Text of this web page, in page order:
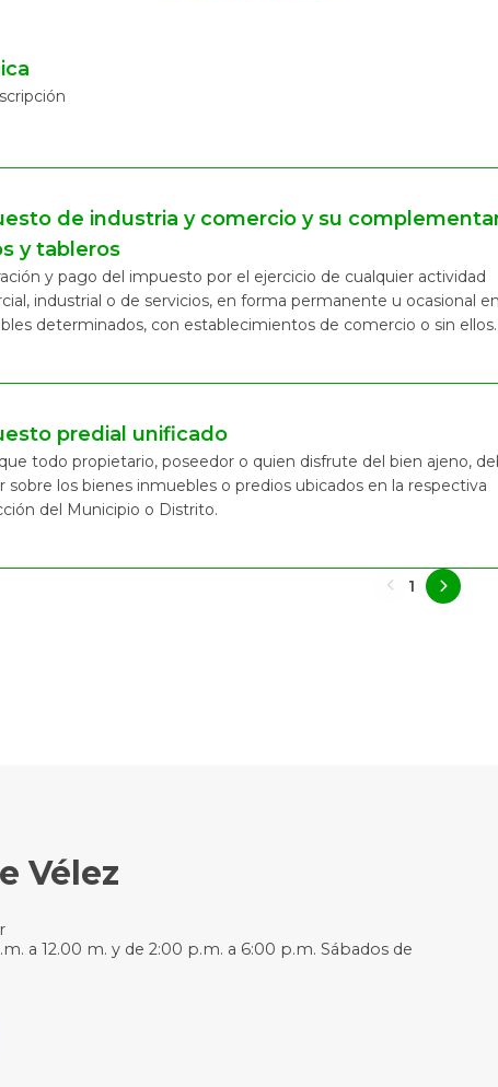
de industria y comercio y su
y tableros
y pago del impuesto por el ejercicio de cualquier actividad
industrial o de servicios, en forma permanente u ocasional en
determinados, con establecimientos de comercio o sin ellos.
predial unificado
todo propietario, poseedor o quien disfrute del bien ajeno,
sobre los bienes inmuebles o predios ubicados en la respectiva
del Municipio o Distrito​.
1
Vélez
a 12.00 m. y de 2:00 p.m. a 6:00 p.m. Sábados de